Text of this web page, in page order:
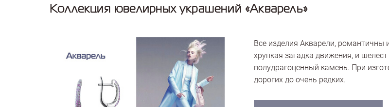
Коллекция ювелирных украшений «Акварель»
Все изделия Акварели,
хрупкая загадка движения, и
полудрагоценный камень. При
дорогих до очень редких.